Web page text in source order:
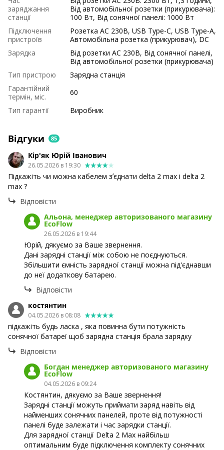
заряджання
станції
Від автомобільної розетки (прикурювача):
100 Вт, Від сонячної панелі: 1000 Вт
Підключення
пристроїв
Розетка AC 230В, USB Type-C, USB Type-A,
Автомобільна розетка (прикурювач), DC
Зарядка
Від розетки AC 230В, Від сонячної панелі,
Від автомобільної розетки (прикурювача)
Тип пристрою
Зарядна станція
Гарантійний
термін, міс.
60
Тип гарантії
Виробник
Відгуки 85
Кір'як Юрій Іванович
26.05.2026 в 19:30
Підкажіть чи можна кабелем зʼєднати delta 2 max і delta 2
max ?
Відповісти
Альона, менеджер авторизованого магазину
EcoFlow
26.05.2026 в 19:44
Юрій, дякуємо за Ваше звернення.
Дані зарядні станції між собою не поєднуються.
Збільшити ємність зарядної станції можна під'єднавши
до неї додаткову батарею.
Відповісти
костянтин
04.05.2026 в 08:08
підкажіть будь ласка , яка повинна бути потужність
сонячної батареї щоб зарядна станція брала зарядку
Відповісти
Богдан менеджер авторизованого магазину
EcoFlow
04.05.2026 в 09:24
Костянтин, дякуємо за Ваше звернення!
Зарядні станції можуть приймати заряд навіть від
найменших сонячних панелей, проте від потужності
панелі буде залежати і час зарядки станції.
Для зарядної станції Delta 2 Max найбільш
оптимальним буде підключення комплекту сонячних